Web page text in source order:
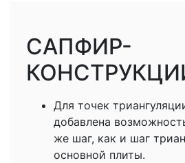
САПФИР-
Для точек
добавлена
же шаг, как и шаг
основной плиты.